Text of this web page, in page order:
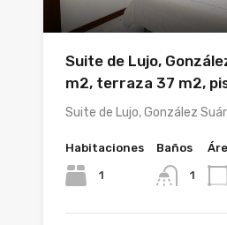
Suite de Lujo,
m2, terraza 37 m2,
Suite de Lujo, González
Habitaciones
1
Baños
1